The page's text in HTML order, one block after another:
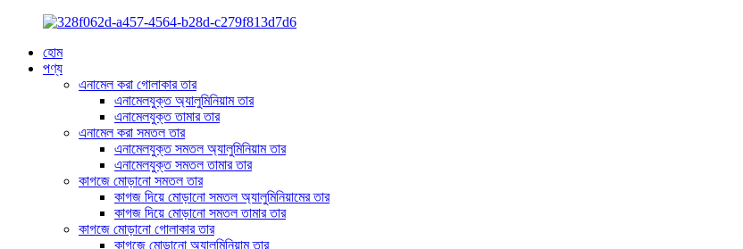
হোম
পণ্য
এনামেল করা গোলাকার তার
এনামেলযুক্ত অ্যালুমিনিয়াম তার
এনামেলযুক্ত তামার তার
এনামেল করা সমতল তার
এনামেলযুক্ত সমতল অ্যালুমিনিয়াম তার
এনামেলযুক্ত সমতল তামার তার
কাগজে মোড়ানো সমতল তার
কাগজ দিয়ে মোড়ানো সমতল অ্যালুমিনিয়ামের তার
কাগজ দিয়ে মোড়ানো সমতল তামার তার
কাগজে মোড়ানো গোলাকার তার
কাগজে মোড়ানো অ্যালুমিনিয়াম তার